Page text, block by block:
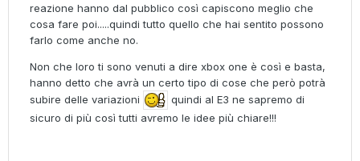
reazione hanno dal pubblico così capiscono meglio che
cosa fare poi.....quindi tutto quello che hai sentito possono
farlo come anche no.
Non che loro ti sono venuti a dire xbox one è così e basta,
hanno detto che avrà un certo tipo di cose che però potrà
subire delle variazioni
quindi al E3 ne sapremo di
sicuro di più così tutti avremo le idee più chiare!!!